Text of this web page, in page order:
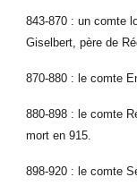
843-870 : un comte
Giselbert, père de
870-880 : le comte
880-898 : le comte
mort en 915.
898-920 : le comte